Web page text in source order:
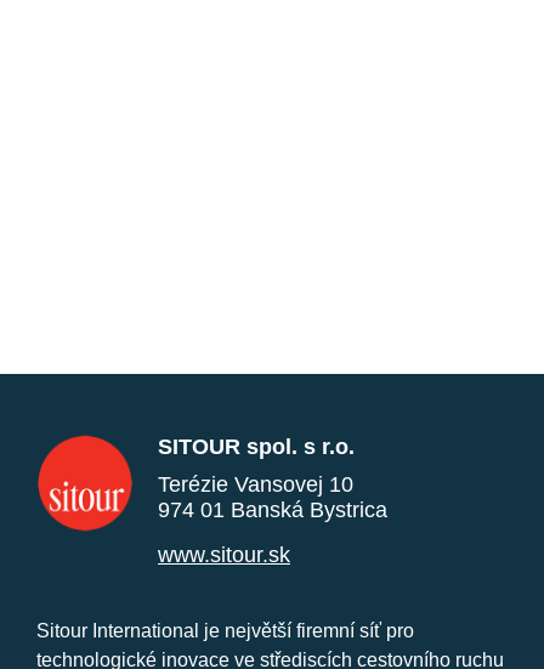
SITOUR spol. s r.o.
Terézie Vansovej 10
974 01 Banská Bystrica
www.sitour.sk
Sitour International je největší firemní síť pro
technologické inovace ve střediscích cestovního ruchu